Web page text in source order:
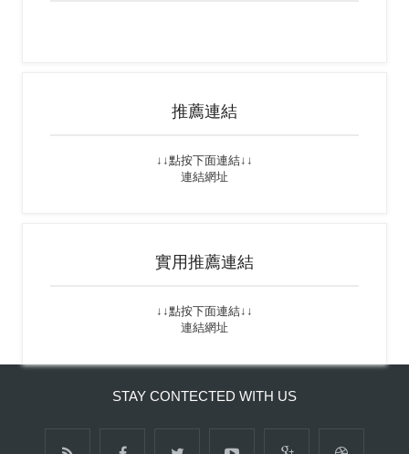
推薦連結
↓↓點按下面連結↓↓
連結網址
實用推薦連結
↓↓點按下面連結↓↓
連結網址
STAY CONTECTED WITH US